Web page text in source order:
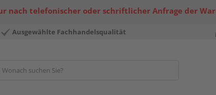
nach telefonischer oder schriftlicher Anfrage der
Ausgewählte Fachhandelsqualität